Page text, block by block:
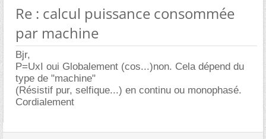
Re : calcul puissance consommée
par machine
Bjr,
P=UxI oui Globalement (cos...)non. Cela dépend du
type de "machine"
(Résistif pur, selfique...) en continu ou monophasé.
Cordialement